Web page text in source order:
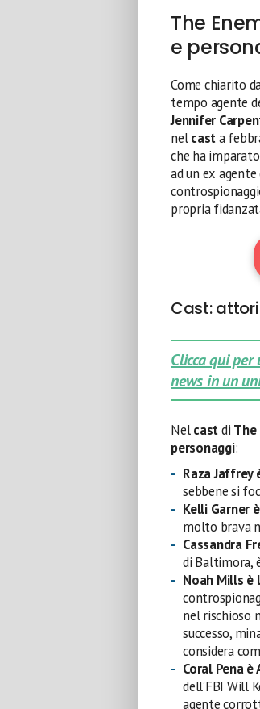
The
e
Come chiarito
tempo agente
Jennifer
nelcasta
che ha
ad un ex
propria
Cast:
Clicca qui
news in un
Nelcastdi The
personaggi:
Raza Jaffrey
sebbene si
Kelli Garner
molto brava
Cassandra
di Baltimora,
Noah Mills è
nel rischioso
successo,
considera
Coral Pena è
dell’FBI Will
agente